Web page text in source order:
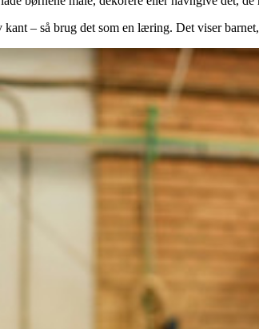
– så brug det som en læring. Det viser